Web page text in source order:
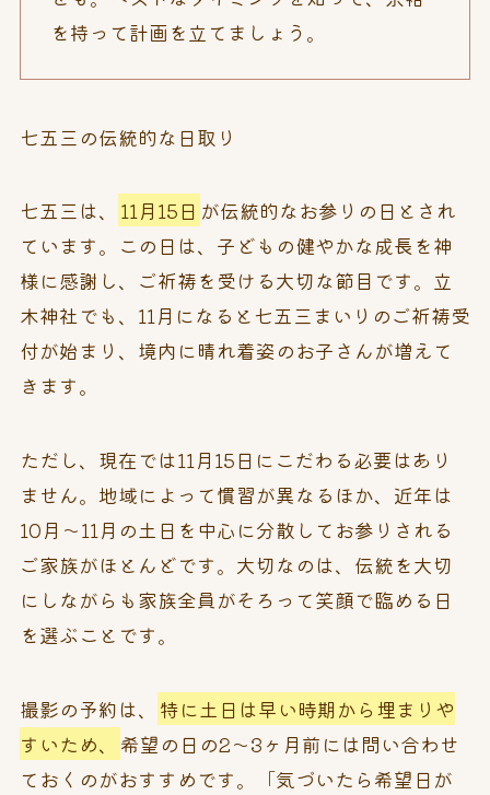
を持って計画を立てましょう。
七五三の伝統的な日取り
七五三は、 11月15日 が伝統的なお参りの日とされ
ています。この日は、子どもの健やかな成長を神
様に感謝し、ご祈祷を受ける大切な節目です。立
木神社でも、11月になると七五三まいりのご祈祷受
付が始まり、境内に晴れ着姿のお子さんが増えて
きます。
ただし、現在では11月15日にこだわる必要はあり
ません。地域によって慣習が異なるほか、近年は
10月～11月の土日を中心に分散してお参りされる
ご家族がほとんどです。大切なのは、伝統を大切
にしながらも家族全員がそろって笑顔で臨める日
を選ぶことです。
撮影の予約は、
特に土日は早い時期から埋まりや
すいため、
希望の日の2～3ヶ月前には問い合わせ
ておくのがおすすめです。「気づいたら希望日が